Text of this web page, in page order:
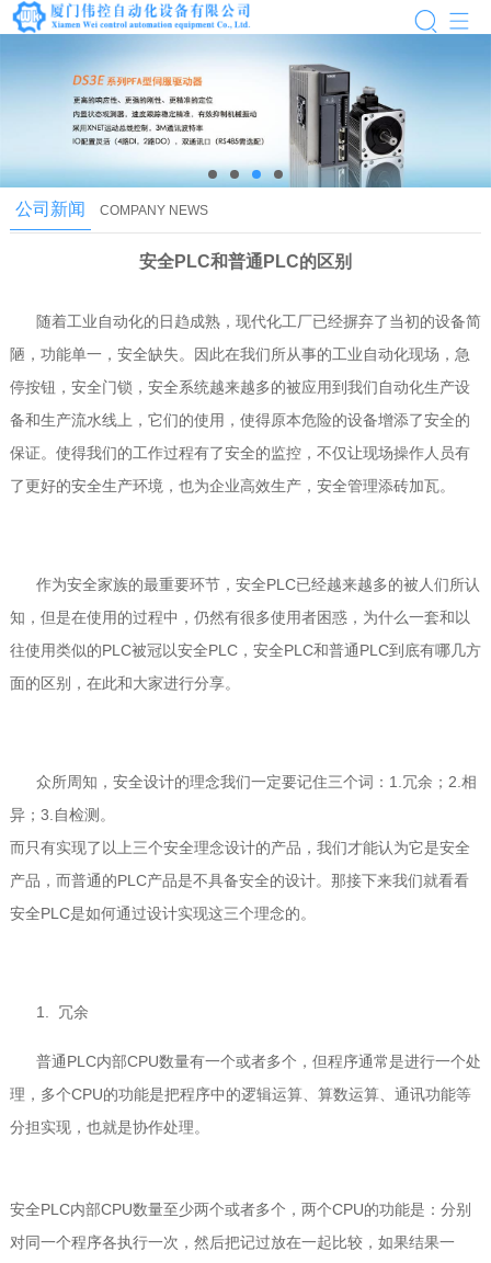
公司新闻 COMPANY NEWS
安全PLC和普通PLC的区别
随着工业自动化的日趋成熟，现代化工厂已经摒弃了当初的设备简
陋，功能单一，安全缺失。因此在我们所从事的工业自动化现场，急
停按钮，安全门锁，安全系统越来越多的被应用到我们自动化生产设
备和生产流水线上，它们的使用，使得原本危险的设备增添了安全的
保证。使得我们的工作过程有了安全的监控，不仅让现场操作人员有
了更好的安全生产环境，也为企业高效生产，安全管理添砖加瓦。
作为安全家族的最重要环节，安全PLC已经越来越多的被人们所认
知，但是在使用的过程中，仍然有很多使用者困惑，为什么一套和以
往使用类似的PLC被冠以安全PLC，安全PLC和普通PLC到底有哪几方
面的区别，在此和大家进行分享。
众所周知，安全设计的理念我们一定要记住三个词：1.冗余；2.相
异；3.自检测。
而只有实现了以上三个安全理念设计的产品，我们才能认为它是安全
产品，而普通的PLC产品是不具备安全的设计。那接下来我们就看看
安全PLC是如何通过设计实现这三个理念的。
1. 冗余
普通PLC内部CPU数量有一个或者多个，但程序通常是进行一个处
理，多个CPU的功能是把程序中的逻辑运算、算数运算、通讯功能等
分担实现，也就是协作处理。
安全PLC内部CPU数量至少两个或者多个，两个CPU的功能是：分别
对同一个程序各执行一次，然后把记过放在一起比较，如果结果一